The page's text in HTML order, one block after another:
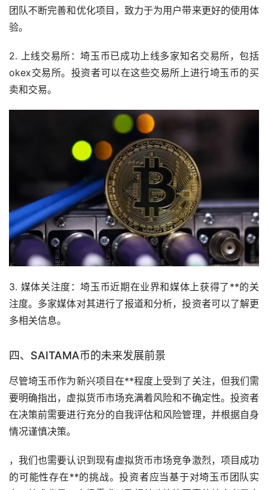
团队不断完善和优化项目，致力于为用户带来更好的使用体
验。
2. 上线交易所 ：埼玉币已成功上线多家知名交易所，包括
okex交易所。投资者可以在这些交易所上进行埼玉币的买
卖和交易。
3. 媒体关注度：埼玉币近期在业界和媒体上获得了**的关
注度。多家媒体对其进行了报道和分析，投资者可以了解更
多相关信息。
四、SAITAMA币的未来发展前景
尽管埼玉币作为新兴项目在**程度上受到了关注，但我们需
要明确指出，虚拟货币市场充满着风险和不确定性。投资者
在决策前需要进行充分的自我评估和风险管理，并根据自身
情况谨慎决策。
，我们也需要认识到现有虚拟货币市场竞争激烈，项目成功
的可能性存在**的挑战。投资者应当基于对埼玉币团队实